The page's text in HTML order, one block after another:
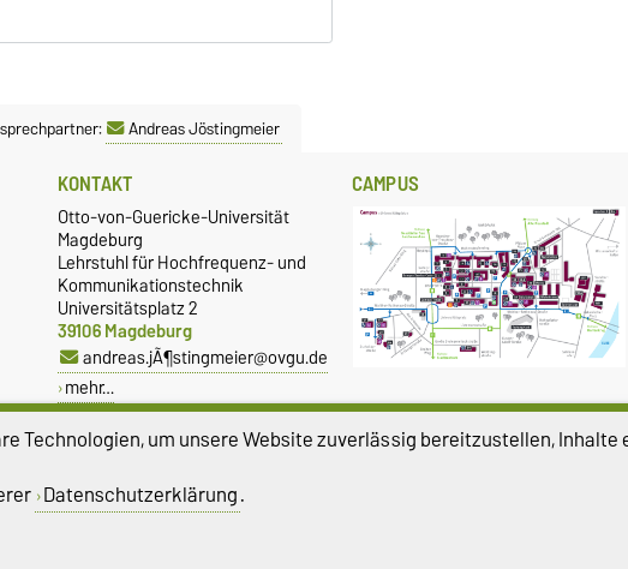
Andreas Jöstingmeier
KONTAKT
Otto-von-Guericke-Universität
Magdeburg
Lehrstuhl für Hochfrequenz- und
Kommunikationstechnik
Universitätsplatz 2
39106 Magdeburg
andreas.jÃ¶stingmeier@ovgu.de
mehr…
CAMPUS
Technologien, um unsere Website zuverlässig bereitzustellen,
Datenschutzerklärung.